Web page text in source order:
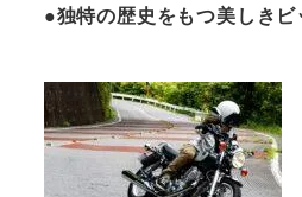
●独特の歴史をもつ美しき